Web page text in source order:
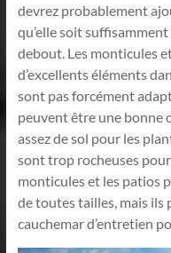
devrez probablement
qu’elle soit
debout. Les monticules
d’excellents éléments
sont pas forcément
peuvent être une bonne
assez de sol pour les
sont trop rocheuses pour
monticules et les patios
de toutes tailles, mais
cauchemar d’entretien